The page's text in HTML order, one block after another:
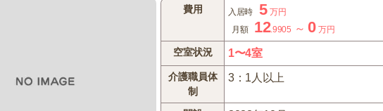
費用 入居時 5 万円
月額
12.9905 ～ 0 万円
空室状況 1〜4室
介護職員体
制
3：1人以上